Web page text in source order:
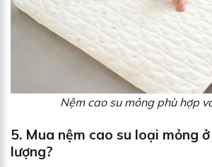
Nệm cao su mỏng phù hợp
5. Mua nệm cao su loại mỏng
lượng?